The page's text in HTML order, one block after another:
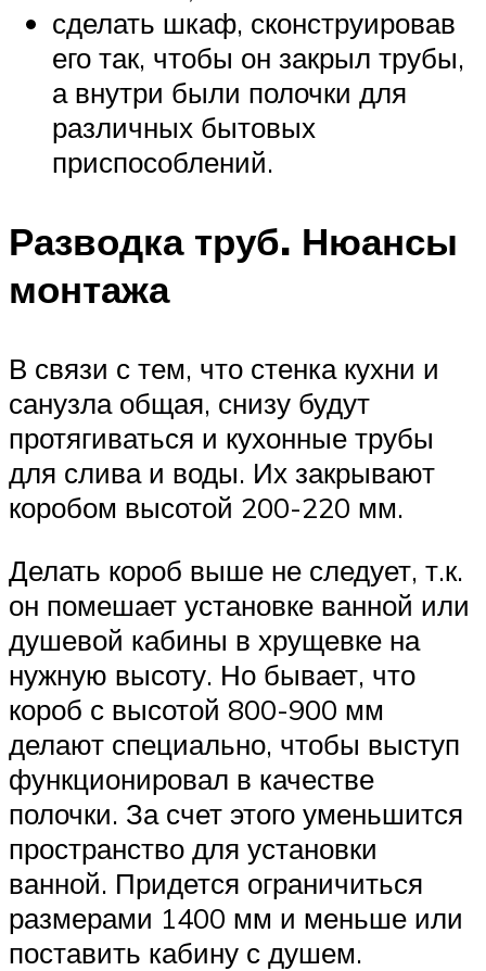
сделать шкаф, сконструировав
его так, чтобы он закрыл трубы,
а внутри были полочки для
различных бытовых
приспособлений.
Разводка труб. Нюансы
монтажа
В связи с тем, что стенка кухни и
санузла общая, снизу будут
протягиваться и кухонные трубы
для слива и воды. Их закрывают
коробом высотой 200-220 мм.
Делать короб выше не следует, т.к.
он помешает установке ванной или
душевой кабины в хрущевке на
нужную высоту. Но бывает, что
короб с высотой 800-900 мм
делают специально, чтобы выступ
функционировал в качестве
полочки. За счет этого уменьшится
пространство для установки
ванной. Придется ограничиться
размерами 1400 мм и меньше или
поставить кабину с душем.